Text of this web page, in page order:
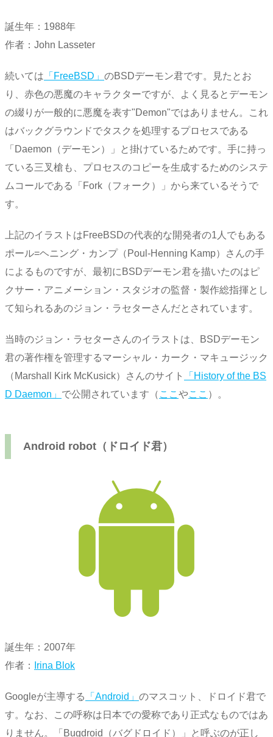
誕生年：1988年
作者：John Lasseter
続いては 「FreeBSD」 のBSDデーモン君です。見たとお
り、赤色の悪魔のキャラクターですが、よく見るとデーモン
の綴りが一般的に悪魔を表す"Demon"ではありません。これ
はバックグラウンドでタスクを処理するプロセスである
「Daemon（デーモン）」と掛けているためです。手に持っ
ている三叉槍も、プロセスのコピーを生成するためのシステ
ムコールである「Fork（フォーク）」から来ているそうで
す。
上記のイラストはFreeBSDの代表的な開発者の1人でもある
ポール=ヘニング・カンプ（Poul-Henning Kamp）さんの手
によるものですが、最初にBSDデーモン君を描いたのはピ
クサー・アニメーション・スタジオの監督・製作総指揮とし
て知られるあのジョン・ラセターさんだとされています。
当時のジョン・ラセターさんのイラストは、BSDデーモン
君の著作権を管理するマーシャル・カーク・マキュージック
（Marshall Kirk McKusick）さんのサイト
「History of the BS
D Daemon」 で公開されています（ ここ やここ ）。
Android robot（ドロイド君）
誕生年：2007年
作者：
Irina Blok
Googleが主導する 「Android」 のマスコット、ドロイド君で
す。なお、この呼称は日本での愛称であり正式なものではあ
りません。「Bugdroid（バグドロイド）」と呼ぶのが正し